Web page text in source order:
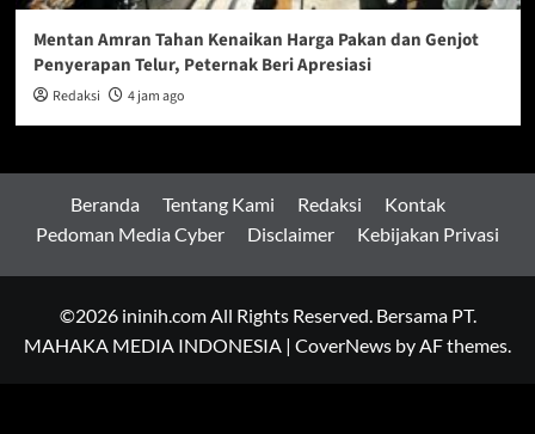
Mentan Amran Tahan Kenaikan Harga Pakan dan Genjot
Penyerapan Telur, Peternak Beri Apresiasi
Redaksi 4 jam ago
Beranda Tentang Kami Redaksi
Kontak
Pedoman Media Cyber
Disclaimer Kebijakan Privasi
©2026 ininih.com All Rights Reserved. Bersama PT.
MAHAKA MEDIA INDONESIA | CoverNews by AF themes.